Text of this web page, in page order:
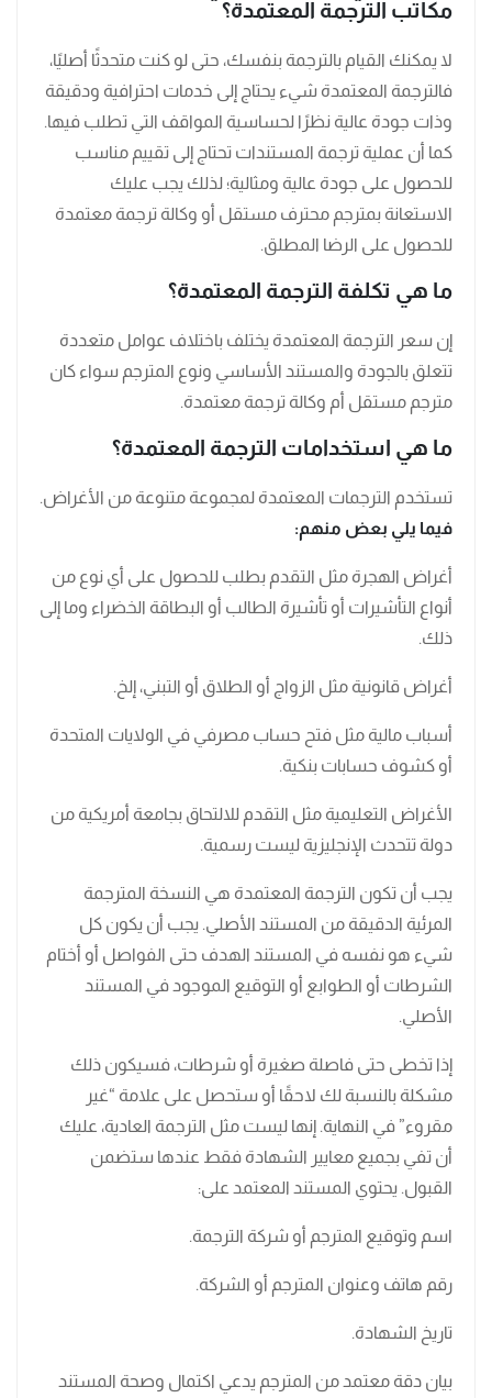
مكاتب الترجمة المعتمدة؟
لا يمكنك القيام بالترجمة بنفسك، حتى لو كنت متحدثًا أصليًا،
فالترجمة المعتمدة شيء يحتاج إلى خدمات احترافية ودقيقة
وذات جودة عالية نظرًا لحساسية المواقف التي تطلب فيها.
كما أن عملية ترجمة المستندات تحتاج إلى تقييم مناسب
للحصول على جودة عالية ومثالية؛ لذلك يجب عليك
الاستعانة بمترجم محترف مستقل أو وكالة ترجمة معتمدة
للحصول على الرضا المطلق.
ما هي تكلفة الترجمة المعتمدة؟
إن سعر الترجمة المعتمدة يختلف باختلاف عوامل متعددة
تتعلق بالجودة والمستند الأساسي ونوع المترجم سواء كان
مترجم مستقل أم وكالة ترجمة معتمدة.
ما هي استخدامات الترجمة المعتمدة؟
تستخدم الترجمات المعتمدة لمجموعة متنوعة من الأغراض.
فيما يلي بعض منهم:
أغراض الهجرة مثل التقدم بطلب للحصول على أي نوع من
أنواع التأشيرات أو تأشيرة الطالب أو البطاقة الخضراء وما إلى
ذلك.
أغراض قانونية مثل الزواج أو الطلاق أو التبني، إلخ.
أسباب مالية مثل فتح حساب مصرفي في الولايات المتحدة
أو كشوف حسابات بنكية.
الأغراض التعليمية مثل التقدم للالتحاق بجامعة أمريكية من
دولة تتحدث الإنجليزية ليست رسمية.
يجب أن تكون الترجمة المعتمدة هي النسخة المترجمة
المرئية الدقيقة من المستند الأصلي. يجب أن يكون كل
شيء هو نفسه في المستند الهدف حتى الفواصل أو أختام
الشرطات أو الطوابع أو التوقيع الموجود في المستند
الأصلي.
إذا تخطى حتى فاصلة صغيرة أو شرطات، فسيكون ذلك
مشكلة بالنسبة لك لاحقًا أو ستحصل على علامة “غير
مقروء” في النهاية. إنها ليست مثل الترجمة العادية، عليك
أن تفي بجميع معايير الشهادة فقط عندها ستضمن
القبول. يحتوي المستند المعتمد على:
اسم وتوقيع المترجم أو شركة الترجمة.
رقم هاتف وعنوان المترجم أو الشركة.
تاريخ الشهادة.
بيان دقة معتمد من المترجم يدعي اكتمال وصحة المستند